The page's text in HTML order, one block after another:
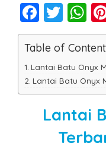
Table of
Lantai Batu Onyx
Lantai Batu Onyx
Lantai